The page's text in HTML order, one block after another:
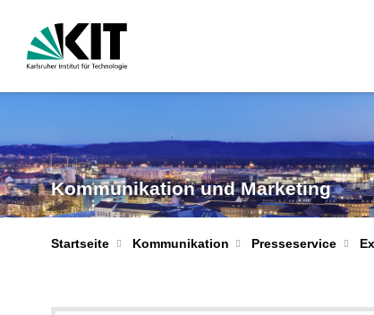
Kommunikation und Marketing
Startseite Kommunikation Presseservice